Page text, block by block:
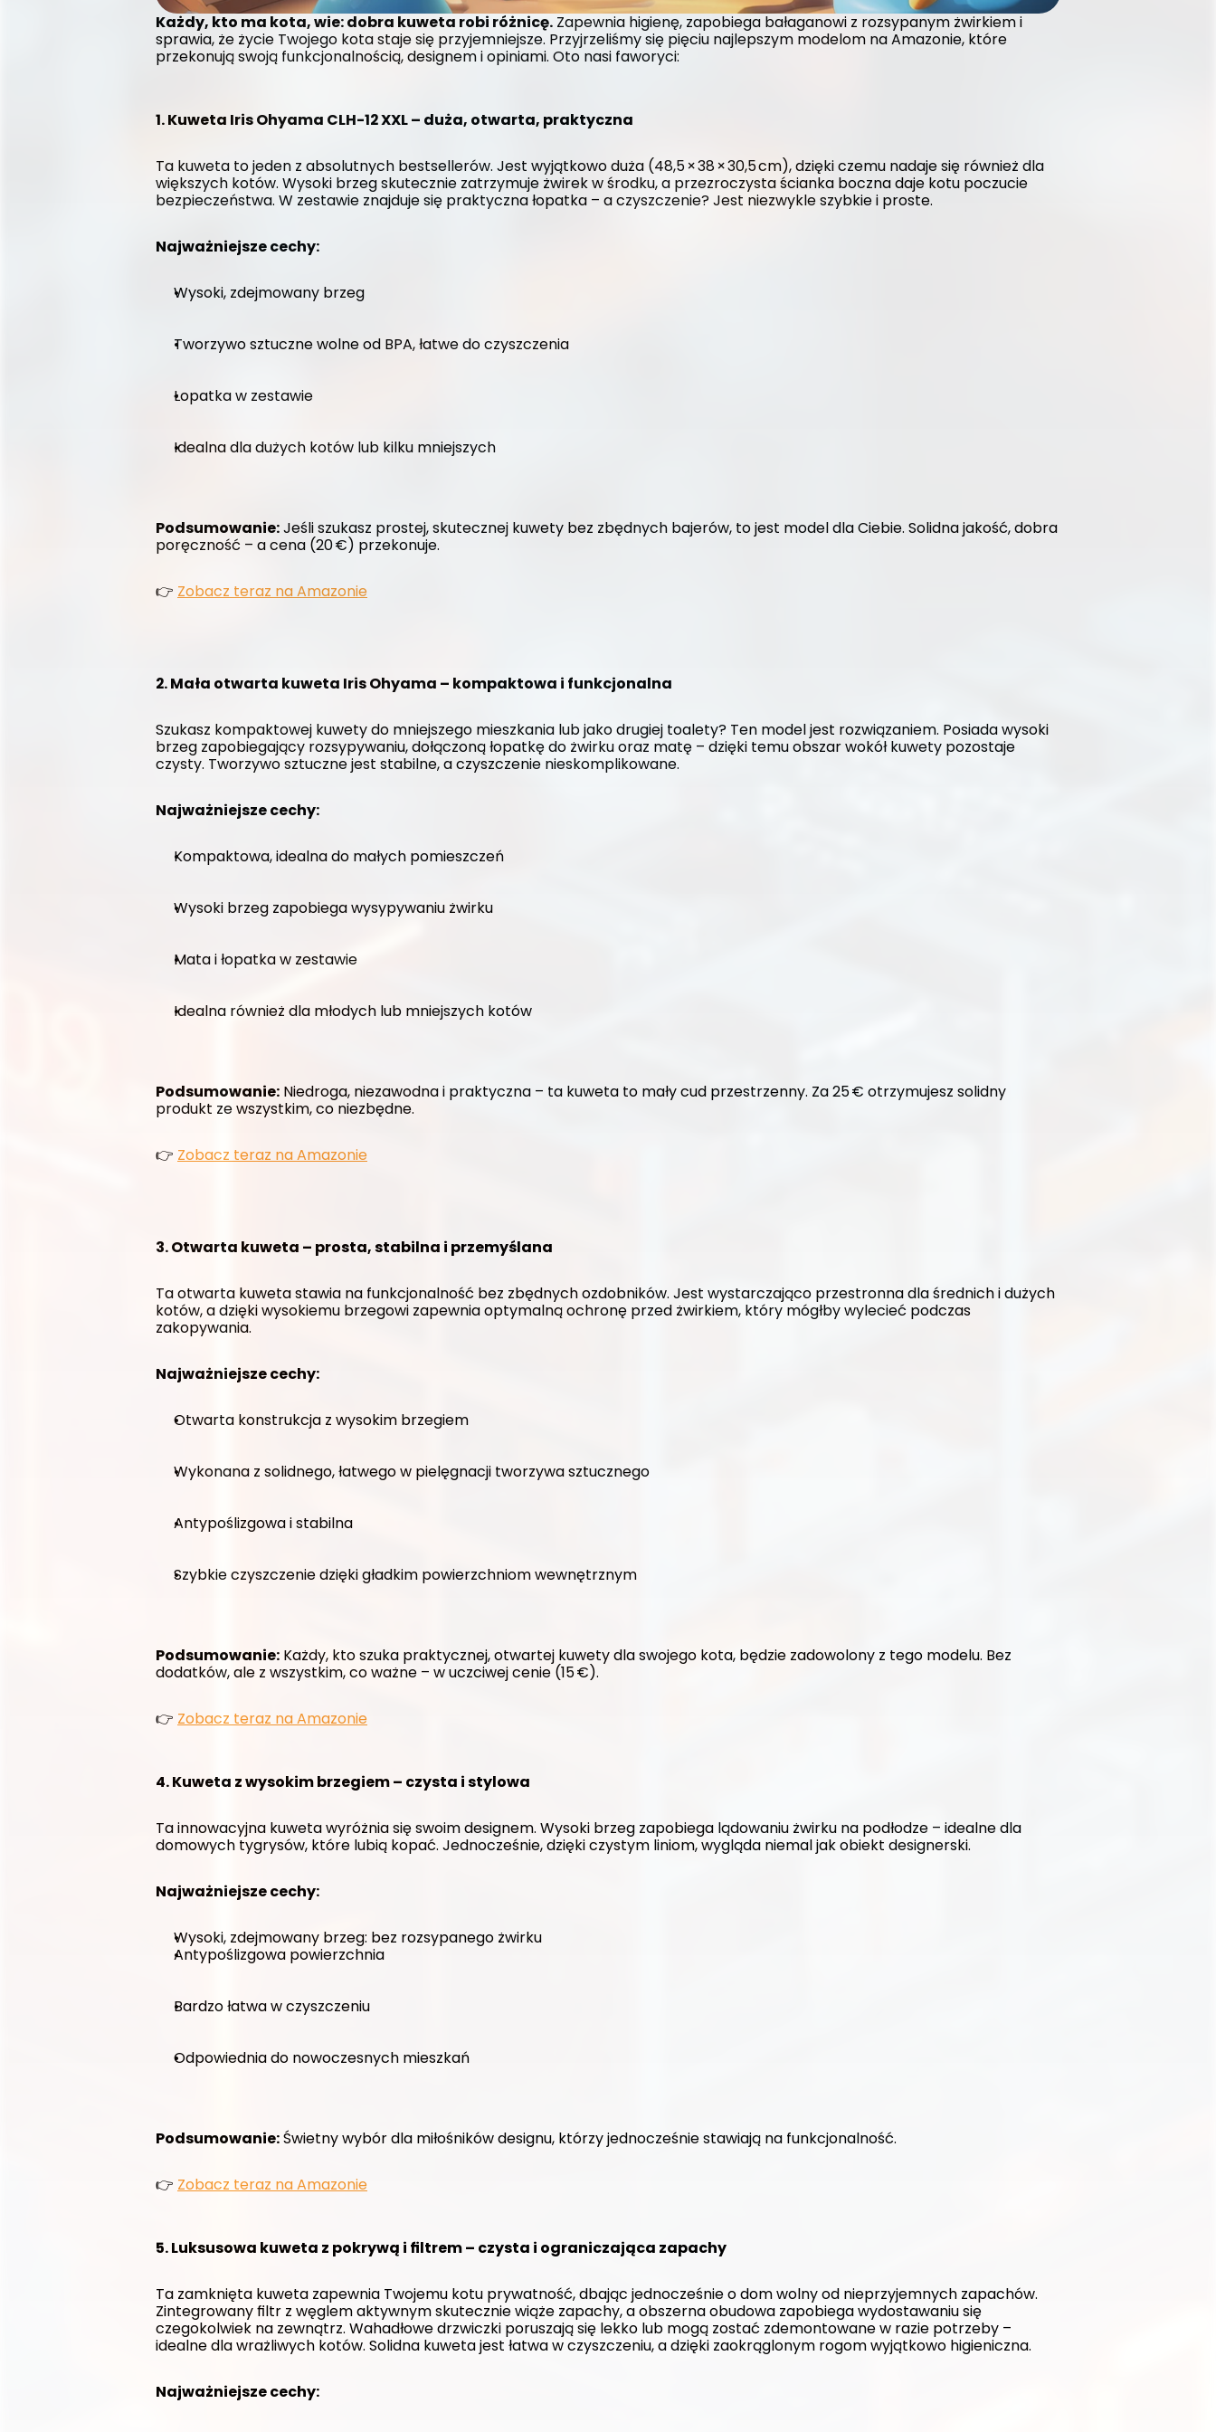
Każdy, kto ma kota, wie: dobra kuweta robi różnicę. Zapewnia higienę, zapobiega bałaganowi z rozsypanym żwirkiem i
sprawia, że życie Twojego kota staje się przyjemniejsze. Przyjrzeliśmy się pięciu najlepszym modelom na Amazonie, które
przekonują swoją funkcjonalnością, designem i opiniami. Oto nasi faworyci:
1. Kuweta Iris Ohyama CLH-12 XXL – duża, otwarta, praktyczna
Ta kuweta to jeden z absolutnych bestsellerów. Jest wyjątkowo duża (48,5 × 38 × 30,5 cm), dzięki czemu nadaje się również dla
większych kotów. Wysoki brzeg skutecznie zatrzymuje żwirek w środku, a przezroczysta ścianka boczna daje kotu poczucie
bezpieczeństwa. W zestawie znajduje się praktyczna łopatka – a czyszczenie? Jest niezwykle szybkie i proste.
Najważniejsze cechy:
Wysoki, zdejmowany brzeg
Tworzywo sztuczne wolne od BPA, łatwe do czyszczenia
Łopatka w zestawie
Idealna dla dużych kotów lub kilku mniejszych
Podsumowanie: Jeśli szukasz prostej, skutecznej kuwety bez zbędnych bajerów, to jest model dla Ciebie. Solidna jakość, dobra
poręczność – a cena (20 €) przekonuje.
👉 Zobacz teraz na Amazonie
2. Mała otwarta kuweta Iris Ohyama – kompaktowa i funkcjonalna
Szukasz kompaktowej kuwety do mniejszego mieszkania lub jako drugiej toalety? Ten model jest rozwiązaniem. Posiada wysoki
brzeg zapobiegający rozsypywaniu, dołączoną łopatkę do żwirku oraz matę – dzięki temu obszar wokół kuwety pozostaje
czysty. Tworzywo sztuczne jest stabilne, a czyszczenie nieskomplikowane.
Najważniejsze cechy:
Kompaktowa, idealna do małych pomieszczeń
Wysoki brzeg zapobiega wysypywaniu żwirku
Mata i łopatka w zestawie
Idealna również dla młodych lub mniejszych kotów
Podsumowanie: Niedroga, niezawodna i praktyczna – ta kuweta to mały cud przestrzenny. Za 25 € otrzymujesz solidny
produkt ze wszystkim, co niezbędne.
👉 Zobacz teraz na Amazonie
3. Otwarta kuweta – prosta, stabilna i przemyślana
Ta otwarta kuweta stawia na funkcjonalność bez zbędnych ozdobników. Jest wystarczająco przestronna dla średnich i dużych
kotów, a dzięki wysokiemu brzegowi zapewnia optymalną ochronę przed żwirkiem, który mógłby wylecieć podczas
zakopywania.
Najważniejsze cechy:
Otwarta konstrukcja z wysokim brzegiem
Wykonana z solidnego, łatwego w pielęgnacji tworzywa sztucznego
Antypoślizgowa i stabilna
Szybkie czyszczenie dzięki gładkim powierzchniom wewnętrznym
Podsumowanie: Każdy, kto szuka praktycznej, otwartej kuwety dla swojego kota, będzie zadowolony z tego modelu. Bez
dodatków, ale z wszystkim, co ważne – w uczciwej cenie (15 €).
👉 Zobacz teraz na Amazonie
4. Kuweta z wysokim brzegiem – czysta i stylowa
Ta innowacyjna kuweta wyróżnia się swoim designem. Wysoki brzeg zapobiega lądowaniu żwirku na podłodze – idealne dla
domowych tygrysów, które lubią kopać. Jednocześnie, dzięki czystym liniom, wygląda niemal jak obiekt designerski.
Najważniejsze cechy:
Wysoki, zdejmowany brzeg: bez rozsypanego żwirku
Antypoślizgowa powierzchnia
Bardzo łatwa w czyszczeniu
Odpowiednia do nowoczesnych mieszkań
Podsumowanie: Świetny wybór dla miłośników designu, którzy jednocześnie stawiają na funkcjonalność.
👉 Zobacz teraz na Amazonie
5. Luksusowa kuweta z pokrywą i filtrem – czysta i ograniczająca zapachy
Ta zamknięta kuweta zapewnia Twojemu kotu prywatność, dbając jednocześnie o dom wolny od nieprzyjemnych zapachów.
Zintegrowany filtr z węglem aktywnym skutecznie wiąże zapachy, a obszerna obudowa zapobiega wydostawaniu się
czegokolwiek na zewnątrz. Wahadłowe drzwiczki poruszają się lekko lub mogą zostać zdemontowane w razie potrzeby –
idealne dla wrażliwych kotów. Solidna kuweta jest łatwa w czyszczeniu, a dzięki zaokrąglonym rogom wyjątkowo higieniczna.
Najważniejsze cechy: